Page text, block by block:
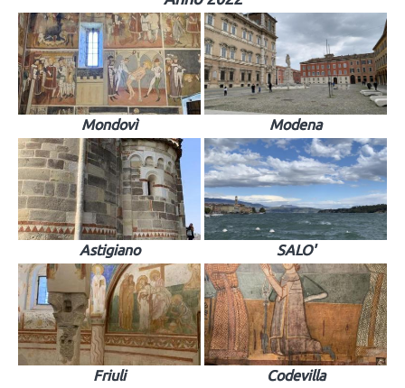
Mondovì Modena
Astigiano SALO'
Friuli Codevilla